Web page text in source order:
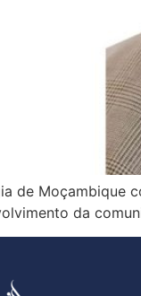
de Moçambique
da